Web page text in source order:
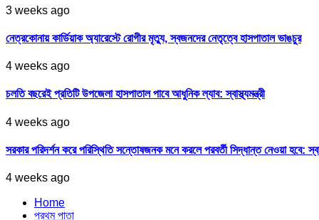
3 weeks ago
নেত্রকোনায় কার্ডিয়াক অ্যারেস্টে রোগীর মৃত্যু, স্বজনদের নেতৃত্বে হাসপাতাল ভাঙচুর
4 weeks ago
চলতি বছরেই প্রতিটি উপজেলা হাসপাতাল পাবে আধুনিক ল্যাব: স্বাস্থ্যমন্ত্রী
4 weeks ago
সরকার পরিদর্শন করে পরিস্থিতি সন্তোষজনক মনে করলে পরবর্তী সিদ্ধান্ত নেওয়া হবে:
4 weeks ago
Home
প্রথম পাতা